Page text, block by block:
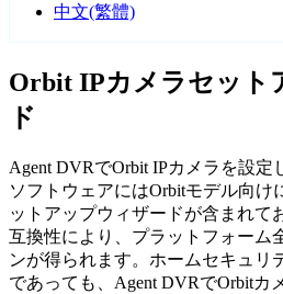
中文(繁體)
Orbit IPカメラセット
ド
Agent DVRでOrbit IPカメラを設定
ソフトウェアにはOrbitモデル向け
ットアップウィザードが含まれて
互換性により、プラットフォーム
ンが得られます。ホームセキュリ
であっても、Agent DVRでOrbitカ